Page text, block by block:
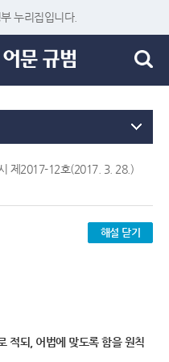
누리집입니다.
제2017-12호(2017. 3. 28.)
해설 닫기
적되, 어법에 맞도록 함을 원칙